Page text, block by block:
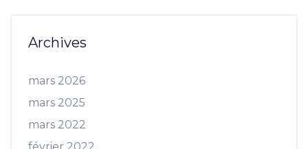
Archives
mars 2026
mars 2025
mars 2022